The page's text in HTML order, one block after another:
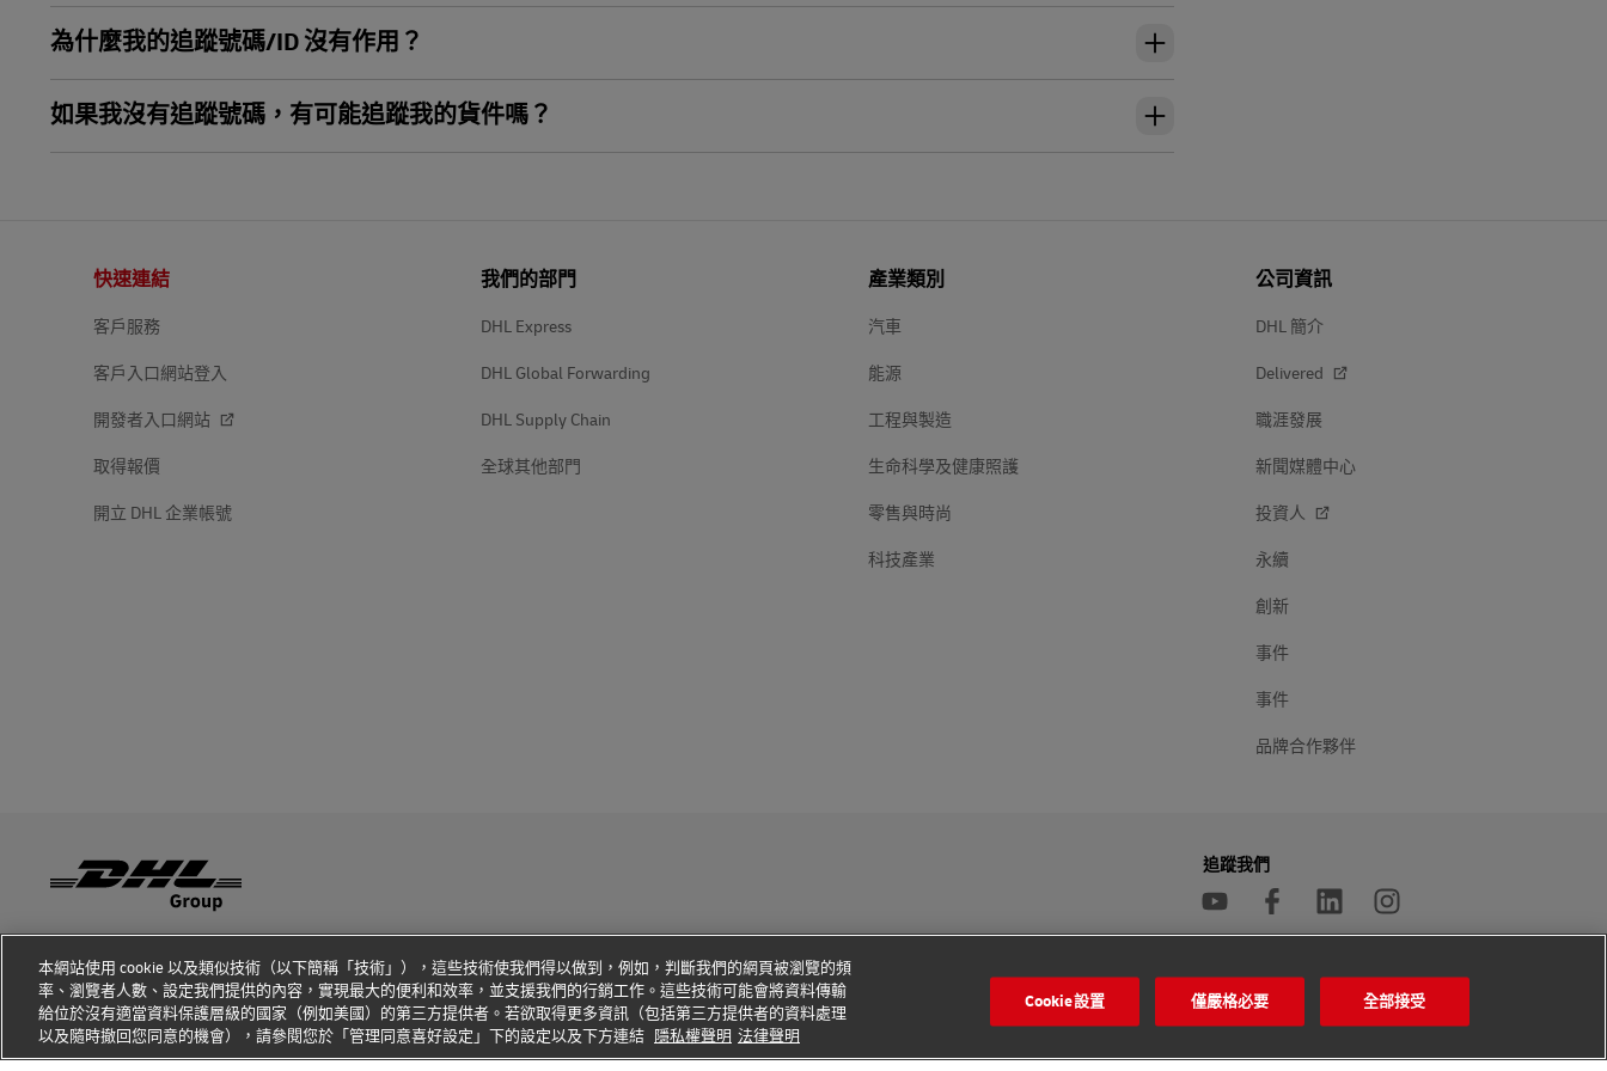
為什麼我的追蹤號碼/ID 沒有作用？
如果我沒有追蹤號碼，有可能追蹤我的貨件嗎？
快速連結
客戶服務
客戶入口網站登入
開發者入口網站
取得報價
開立 DHL 企業帳號
我們的部門
DHL Express
DHL Global Forwarding
DHL Supply Chain
全球其他部門
產業類別
汽車
能源
工程與製造
生命科學及健康照護
零售與時尚
科技產業
公司資訊
DHL 簡介
Delivered
職涯發展
新聞媒體中心
投資人
永續
創新
事件
事件
品牌合作夥伴
詐欺防治意識 法律聲明 使用條款 隱私權聲明 其他資訊 Cookie 設定
追蹤我們
2026 © - 版權所有
本網站使用 cookie 以及類似技術（以下簡稱「技術」），這些技術使我們得以做到，例如，判斷我們的網頁被瀏覽的頻
率、瀏覽者人數、設定我們提供的內容，實現最大的便利和效率，並支援我們的行銷工作。這些技術可能會將資料傳輸
給位於沒有適當資料保護層級的國家（例如美國）的第三方提供者。若欲取得更多資訊（包括第三方提供者的資料處理
以及隨時撤回您同意的機會），請參閱您於「管理同意喜好設定」下的設定以及下方連結 隱私權聲明 法律聲明
Cookie設置 僅嚴格必要 全部接受